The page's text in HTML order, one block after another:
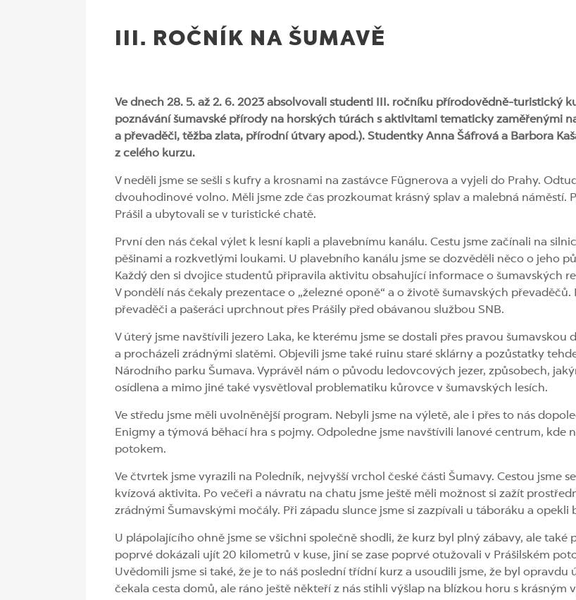
III. ROČNÍK NA ŠUMAVĚ
Ve dnech 28. 5. až 2. 6. 2023 absolvovali studenti III. ročníku přírodovědně-turistický
poznávání šumavské přírody na horských túrách s aktivitami tematicky zaměřenými
a převaděči, těžba zlata, přírodní útvary apod.). Studentky Anna Šáfrová a Barbora
z celého kurzu.
V neděli jsme se sešli s kufry a krosnami na zastávce Fügnerova a vyjeli do Prahy.
dvouhodinové volno. Měli jsme zde čas prozkoumat krásný splav a malebná náměstí.
Prášil a ubytovali se v turistické chatě.
První den nás čekal výlet k lesní kapli a plavebnímu kanálu. Cestu jsme začínali na
pěšinami a rozkvetlými loukami. U plavebního kanálu jsme se dozvěděli něco o jeho
Každý den si dvojice studentů připravila aktivitu obsahující informace o šumavských
V pondělí nás čekaly prezentace o „železné oponě“ a o životě šumavských
převaděči a pašeráci uprchnout přes Prášily před obávanou službou SNB.
V úterý jsme navštívili jezero Laka, ke kterému jsme se dostali přes pravou
a procházeli zrádnými slatěmi. Objevili jsme také ruinu staré sklárny a pozůstatky
Národního parku Šumava. Vyprávěl nám o původu ledovcových jezer, způsobech,
osídlena a mimo jiné také vysvětloval problematiku kůrovce v šumavských lesích.
Ve středu jsme měli uvolněnější program. Nebyli jsme na výletě, ale i přes to nás
Enigmy a týmová běhací hra s pojmy. Odpoledne jsme navštívili lanové centrum, kde
potokem.
Ve čtvrtek jsme vyrazili na Poledník, nejvyšší vrchol české části Šumavy. Cestou jsme
kvízová aktivita. Po večeři a návratu na chatu jsme ještě měli možnost si zažít
zrádnými Šumavskými močály. Při západu slunce jsme si zazpívali u táboráku a opekli
U plápolajícího ohně jsme se všichni společně shodli, že kurz byl plný zábavy, ale
poprvé dokázali ujít 20 kilometrů v kuse, jiní se zase poprvé otužovali v Prášilském
Uvědomili jsme si také, že je to náš poslední třídní kurz a usoudili jsme, že byl opravdu
čekala cesta domů, ale ráno ještě někteří z nás stihli výšlap na blízkou horu s krásným